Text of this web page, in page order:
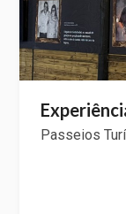
Passeios